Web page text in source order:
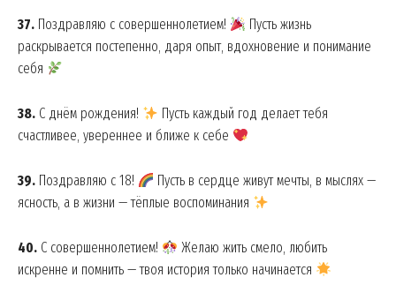
My account
37. Поздравляю с совершеннолетием!
Пусть жизнь
раскрывается постепенно, даря опыт, вдохновение и понимание
себя
38. С днём рождения!
Пусть каждый год делает тебя
счастливее, увереннее и ближе к себе
39. Поздравляю с 18!
Пусть в сердце живут мечты, в мыслях —
ясность, а в жизни — тёплые воспоминания
40. С совершеннолетием!
Желаю жить смело, любить
искренне и помнить — твоя история только начинается